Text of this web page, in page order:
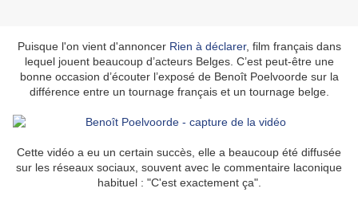
Puisque l'on vient d'annoncer Rien à déclarer, film français dans
lequel jouent beaucoup d’acteurs Belges. C’est peut-être une
bonne occasion d’écouter l’exposé de Benoît Poelvoorde sur la
différence entre un tournage français et un tournage belge.
Cette vidéo a eu un certain succès, elle a beaucoup été diffusée
sur les réseaux sociaux, souvent avec le commentaire laconique
habituel : "C'est exactement ça".